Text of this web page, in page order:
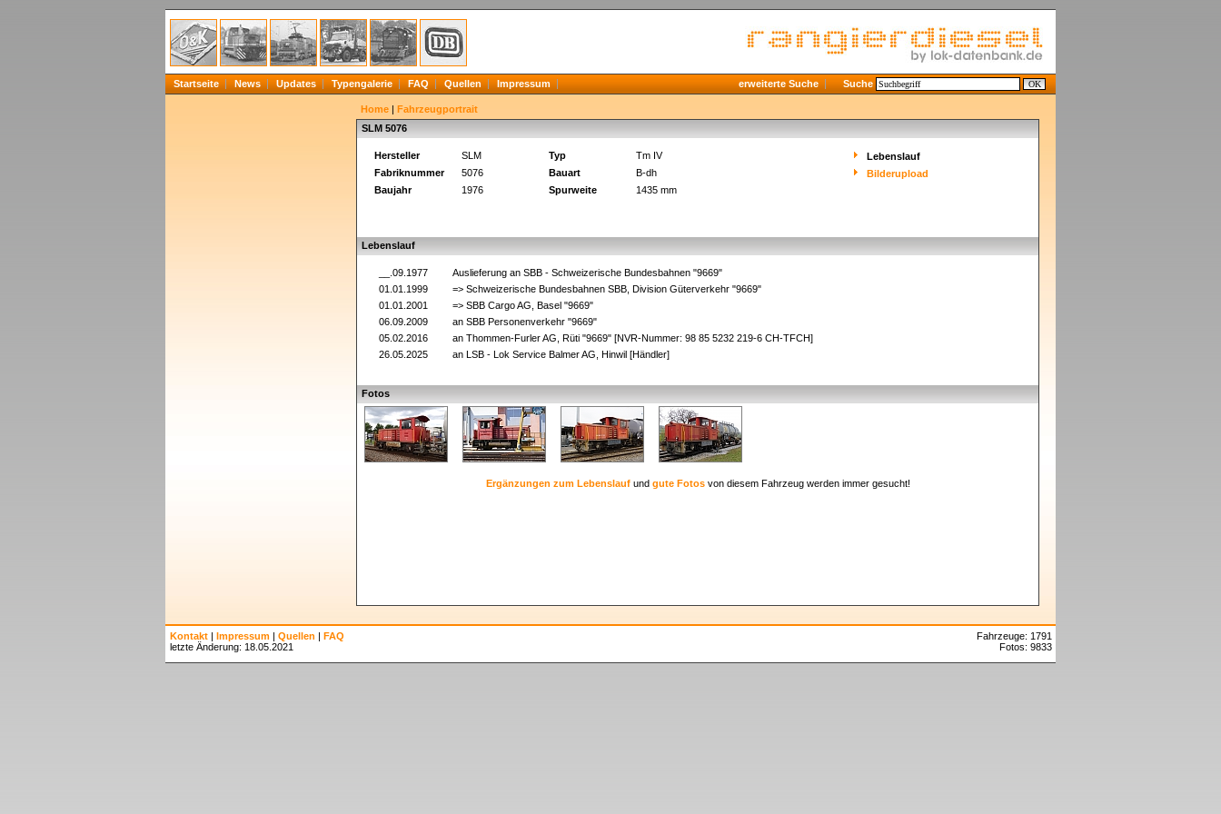
Startseite News Updates Typengalerie FAQ Quellen Impressum erweiterte Suche Suche
Home | Fahrzeugportrait
SLM 5076
Hersteller SLM Typ Tm IV
Lebenslauf
Fabriknummer
5076 Bauart B-dh
Bilderupload
Baujahr
1976 Spurweite 1435 mm
Lebenslauf
__.09.1977
Auslieferung an SBB - Schweizerische Bundesbahnen "9669"
01.01.1999
=> Schweizerische Bundesbahnen SBB, Division Güterverkehr "9669"
01.01.2001
=> SBB Cargo AG, Basel "9669"
06.09.2009
an SBB Personenverkehr "9669"
05.02.2016
an Thommen-Furler AG, Rüti "9669" [NVR-Nummer: 98 85 5232 219-6 CH-TFCH]
26.05.2025
an LSB - Lok Service Balmer AG, Hinwil [Händler]
Fotos
Ergänzungen zum Lebenslaufund gute Fotosvon diesem Fahrzeug werden immer gesucht!
Kontakt | Impressum | Quellen | FAQ
letzte Änderung: 18.05.2021
Fahrzeuge: 1791
Fotos: 9833